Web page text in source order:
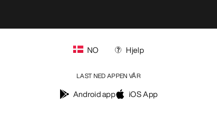
NO Hjelp
LAST NED APPEN VÅR
Android app iOS App